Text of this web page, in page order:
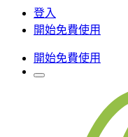
登入
開始免費使用
開始免費使用